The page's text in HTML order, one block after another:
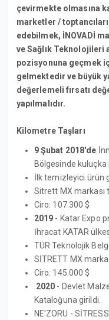
çevirmekte olmasına
marketler /
edebilmek, İNOVADİ
ve Sağlık Teknolojileri
pozisyonuna geçmek
gelmektedir ve büyük
değerlemeli fırsatı
yapılmalıdır.
Kilometre Taşları
9 Şubat 2018'de
Bölgesinde
İlk temizleyici ürün
Sitrett MX markası
Ciro: 107.300 $
2019 - Katar Expo
İhracat KATAR
TÜR Teknolojik
SİTRETT MX
Ciro: 145.000 $
2020 - Devlet
Kataloğuna girildi.
NE'ZORU -